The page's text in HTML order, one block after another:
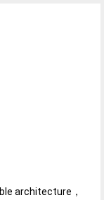
architecture，